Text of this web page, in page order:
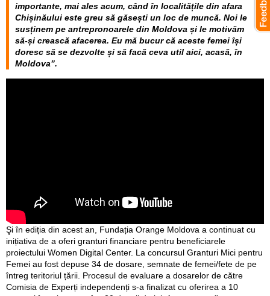
importante, mai ales acum, când în localitățile din afara
Chișinăului este greu să găsești un loc de muncă. Noi le
susținem pe antrepronoarele din Moldova și le motivăm
să-și crească afacerea. Eu mă bucur că aceste femei își
doresc să se dezvolte și să facă ceva util aici, acasă, în
Moldova”.
Şi în ediția din acest an, Fundația Orange Moldova a continuat cu
inițiativa de a oferi granturi financiare pentru beneficiarele
proiectului Women Digital Center. La concursul Granturi Mici pentru
Femei au fost depuse 34 de dosare, semnate de femei/fete de pe
întreg teritoriul țării. Procesul de evaluare a dosarelor de către
Comisia de Experți independenți s-a finalizat cu oferirea a 10